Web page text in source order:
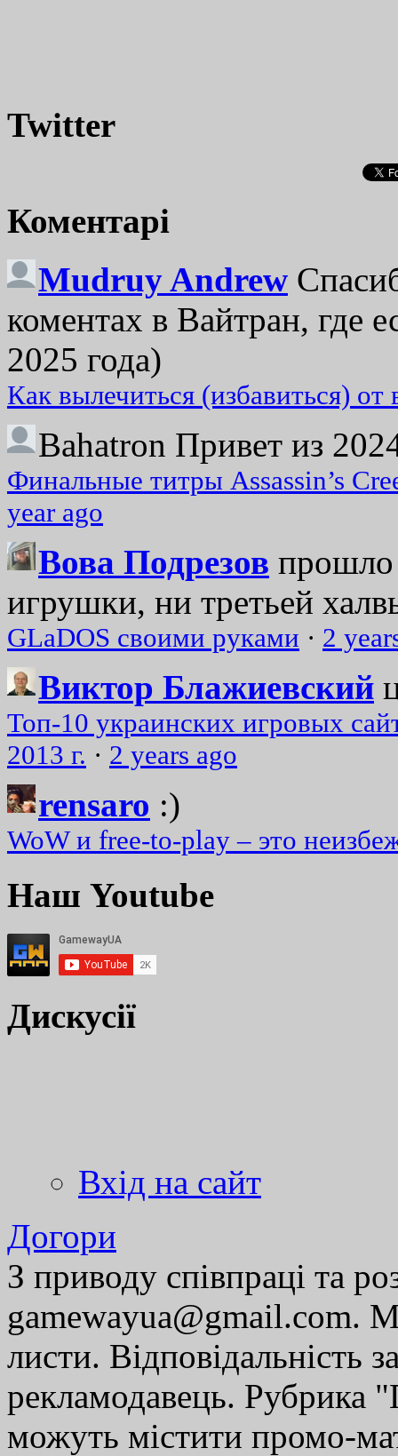
Twitter
Коментарі
Mudruy Andrew
коментах в Вайтран, где
2025 года)
Как вылечиться (избавиться)
Bahatron Привет из
Финальные титры Assassin’s
year ago
Вова Подрезов прошло
игрушки, ни третьей
GLaDOS своими руками · 2
Виктор Блажиевский
Топ-10 украинских игровых
2013 г. · 2 years ago
rensaro :)
WoW и free-to-play – это
Наш Youtube
Дискусії
Вхід на сайт
Догори
З приводу співпраці та
gamewayua@gmail.com.
листи. Відповідальність
рекламодавець. Рубрика
можуть містити промо-